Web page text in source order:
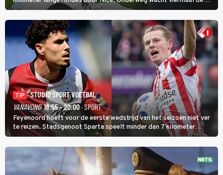
zware Col d'Èze. Aan de finish op de Promenade des Anglais krijgt
de eindwinnaar de laatste gele trui.
TIP
STUDIO SPORT VOETBAL
VANAVOND 18:55 - 20:00· SPORT
Feyenoord hoeft voor de eerste wedstrijd van het seizoen niet ver
te reizen. Stadsgenoot Sparta speelt minder dan 7 kilometer
verderop. Feyenoord trok de Spaanse spits Nacho Ferri aan van
KVC Westerlo uit België.